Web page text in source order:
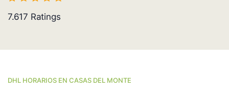
7.617 Ratings
DHL HORARIOS EN CASAS DEL MONTE